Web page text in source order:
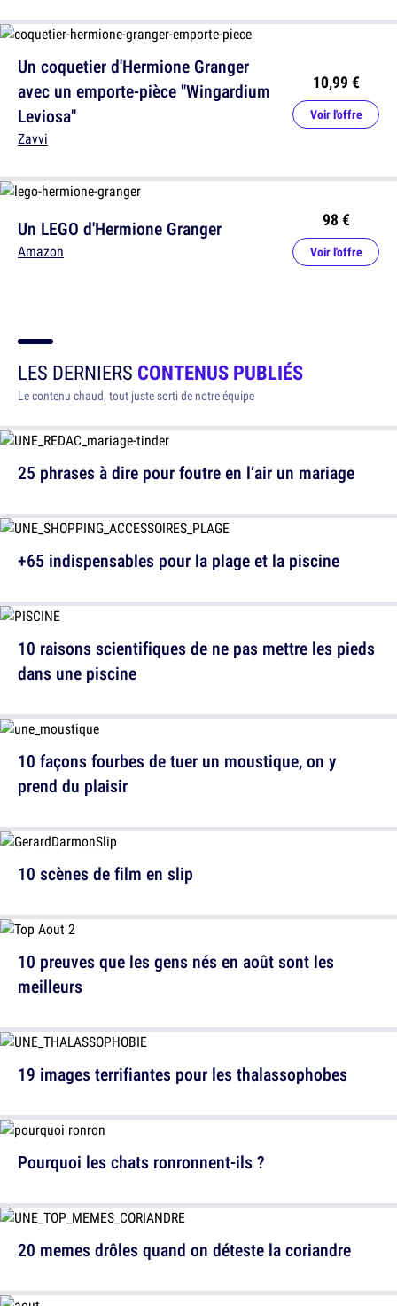
Un coquetier d'Hermione Granger
avec un emporte-pièce "Wingardium
Leviosa"
Zavvi
10,99 €
Voir l'offre
Un LEGO d'Hermione Granger
Amazon
98 €
Voir l'offre
LES DERNIERS CONTENUS PUBLIÉS
Le contenu chaud, tout juste sorti de notre équipe
25 phrases à dire pour foutre en l’air un mariage
10 raisons scientifiques de ne pas mettre les pieds
dans une piscine
10 scènes de film en slip
19 images terrifiantes pour les thalassophobes
20 memes drôles quand on déteste la coriandre
+65 indispensables pour la plage et la piscine
10 façons fourbes de tuer un moustique, on y
prend du plaisir
10 preuves que les gens nés en août sont les
meilleurs
Pourquoi les chats ronronnent-ils ?